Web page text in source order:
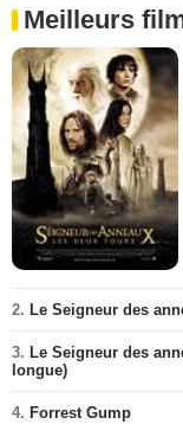
Meilleurs
2. Le Seigneur des
3. Le Seigneur des
longue)
4. Forrest Gump